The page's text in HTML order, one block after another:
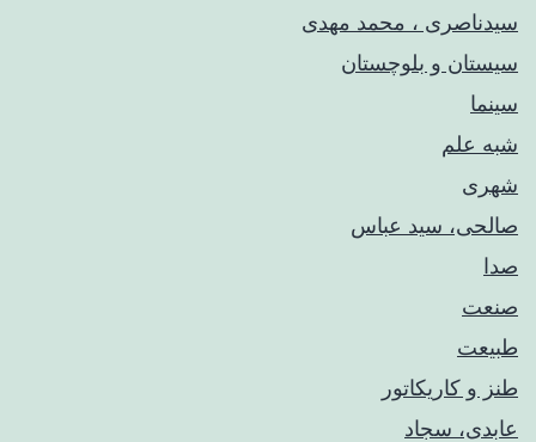
سیدناصری ، محمد مهدی
سیستان و بلوچستان
سینما
شبه علم
شهری
صالحی، سید عباس
صدا
صنعت
طبیعت
طنز و کاریکاتور
عابدی، سجاد